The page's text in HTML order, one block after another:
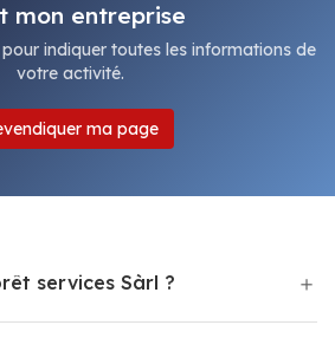
mon entreprise
indiquer toutes les informations de
votre activité.
ma page
services Sàrl ?